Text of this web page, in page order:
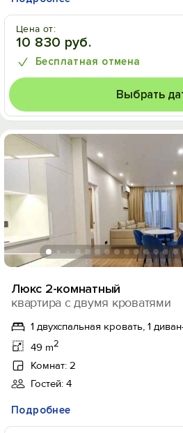
Цена от:
10 830 руб.
Бесплатная отмена
Выбрать
Люкс 2-комнатный
квартира с двумя кроватями
1 двухспальная кровать, 1
49 m2
Комнат: 2
Гостей: 4
Подробнее